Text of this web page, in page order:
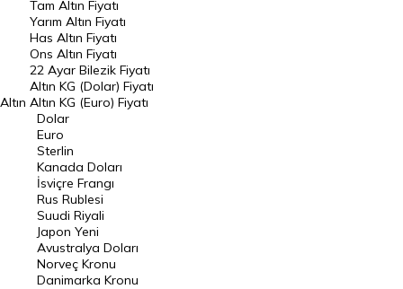
DÖVİZ
Döviz Kuru
Dolar Kuru
Euro Kuru
Pound Kuru
Frank Kuru
Riyal Kuru
Avustralya Doları
Danimarka Kronu Kuru
Kanada Doları Kuru
Altın
Tam Altın Fiyatı
Yarım Altın Fiyatı
Has Altın Fiyatı
Ons Altın Fiyatı
22 Ayar Bilezik Fiyatı
Altın KG (Dolar) Fiyatı
Altın KG (Euro) Fiyatı
Dolar
Euro
Sterlin
Kanada Doları
İsviçre Frangı
Rus Rublesi
Suudi Riyali
Japon Yeni
Avustralya Doları
Norveç Kronu
Danimarka Kronu